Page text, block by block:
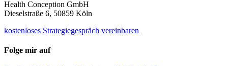
Health Conception GmbH
Dieselstraße 6, 50859 Köln
kostenloses Strategiegespräch vereinbaren
Folge mir auf